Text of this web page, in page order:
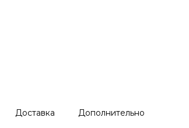
Доставка Дополнительно